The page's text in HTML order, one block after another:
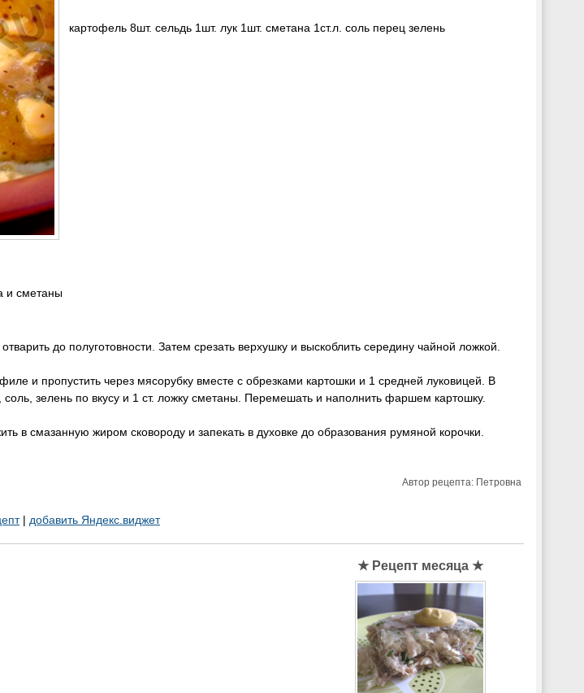
картофель 8шт. сельдь 1шт. лук 1шт. сметана 1ст.л. соль перец зелень
и сметаны
до полуготовности. Затем срезать верхушку и выскоблить середину чайной ложкой.
и пропустить через мясорубку вместе с обрезками картошки и 1 средней луковицей. В
зелень по вкусу и 1 ст. ложку сметаны. Перемешать и наполнить фаршем картошку.
в смазанную жиром сковороду и запекать в духовке до образования румяной корочки.
Автор рецепта: Петровна
| добавить Яндекс.виджет
★ Рецепт месяца ★